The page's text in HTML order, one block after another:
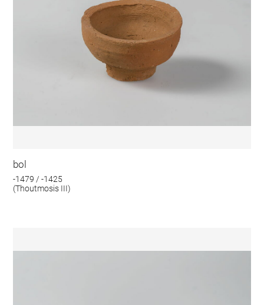
bol
-1479 / -1425
(Thoutmosis III)